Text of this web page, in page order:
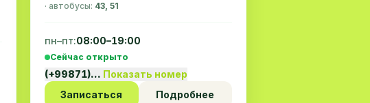
· автобусы: 43, 51
пн–пт:08:00–19:00
Сейчас открыто
(+99871)… Показать номер
Записаться
Подробнее